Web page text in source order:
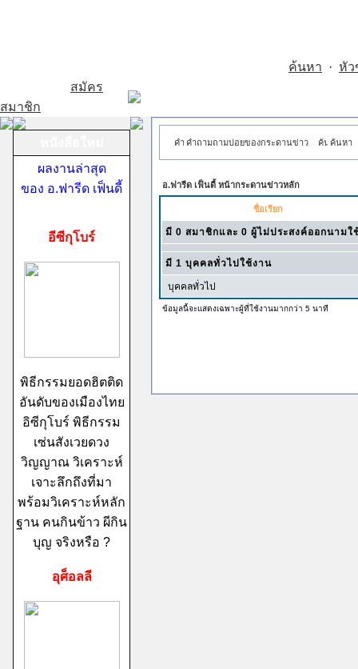
ค้นหา · หัว
สมัคร
สมาชิก
ผลงานล่าสุด
ของ อ.ฟารีด เฟ็นดี้
อีซีกุโบร์
พิธีกรรมยอดฮิตติด
อันดับของเมืองไทย
อิซีกุโบร์ พิธีกรรม
เซ่นสังเวยดวง
วิญญาณ วิเคราะห์
เจาะลึกถึงที่มา
พร้อมวิเคราะห์หลัก
ฐาน คนกินข้าว ผีกิน
บุญ จริงหรือ ?
อุศ็อลลี
คำถามถามบ่อยของกระดานข่าว ค้นหา
อ.ฟารีด เฟ็นดี้ หน้ากระดานข่าวหลัก
ชื่อเรียก
มี 0 สมาชิกและ 0 ผู้ไม่ประสงค์ออกนามใ
มี 1 บุคคลทั่วไปใช้งาน
บุคคลทั่วไป
ข้อมูลนี้จะแสดงเฉพาะผู้ที่ใช้งานมากกว่า 5 นาที